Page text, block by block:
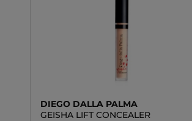
DIEGO DALLA PALMA
GEISHA LIFT CONCEALER